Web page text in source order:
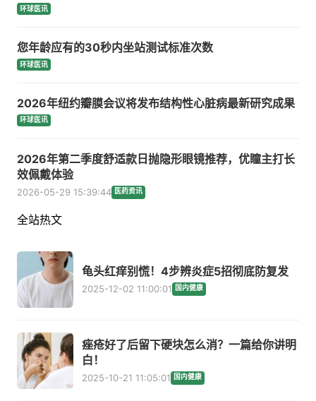
环球医讯
您年龄应有的30秒内坐站测试标准次数
环球医讯
2026年纽约瓣膜会议将发布结构性心脏病最新研究成果
环球医讯
2026年第二季度舒适款日抛隐形眼镜推荐，优瞳主打长
效佩戴体验
2026-05-29 15:39:44 医药资讯
全站热文
龟头红痒别慌！4步辨炎症5招彻底防复发
2025-12-02 11:00:01 国内健康
痤疮好了后留下硬块怎么消？一篇给你讲明
白！
2025-10-21 11:05:01 国内健康